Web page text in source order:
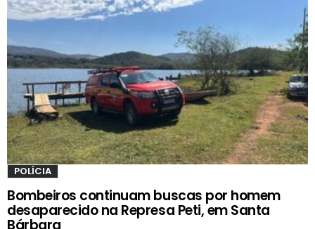
POLÍCIA
Bombeiros continuam buscas por homem
desaparecido na Represa Peti, em Santa